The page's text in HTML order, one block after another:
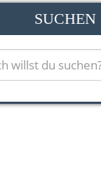
SUCHEN